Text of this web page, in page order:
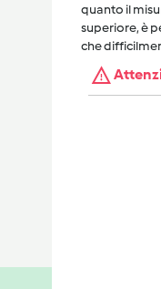
quanto il
superiore, è
che